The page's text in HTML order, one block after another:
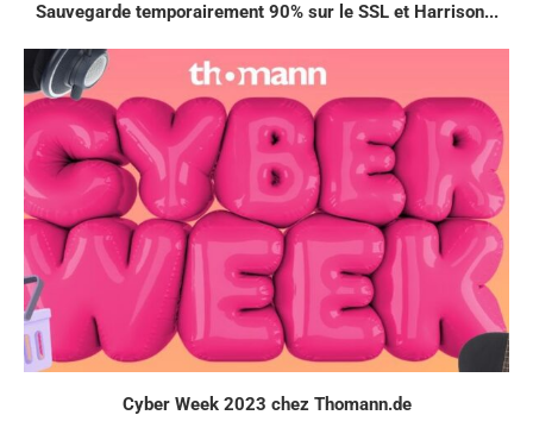
Sauvegarde temporairement 90% sur le SSL et Harrison...
Cyber Week 2023 chez Thomann.de